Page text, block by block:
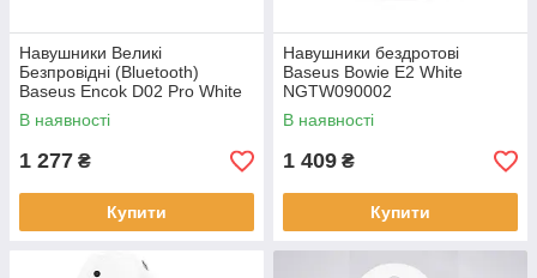
Навушники Великі
Безпровідні (Bluetooth)
Baseus Encok D02 Pro White
NGD02-C02
В наявності
1 277 ₴
Купити
Навушники бездротові
Baseus Bowie E2 White
NGTW090002
В наявності
1 409 ₴
Купити